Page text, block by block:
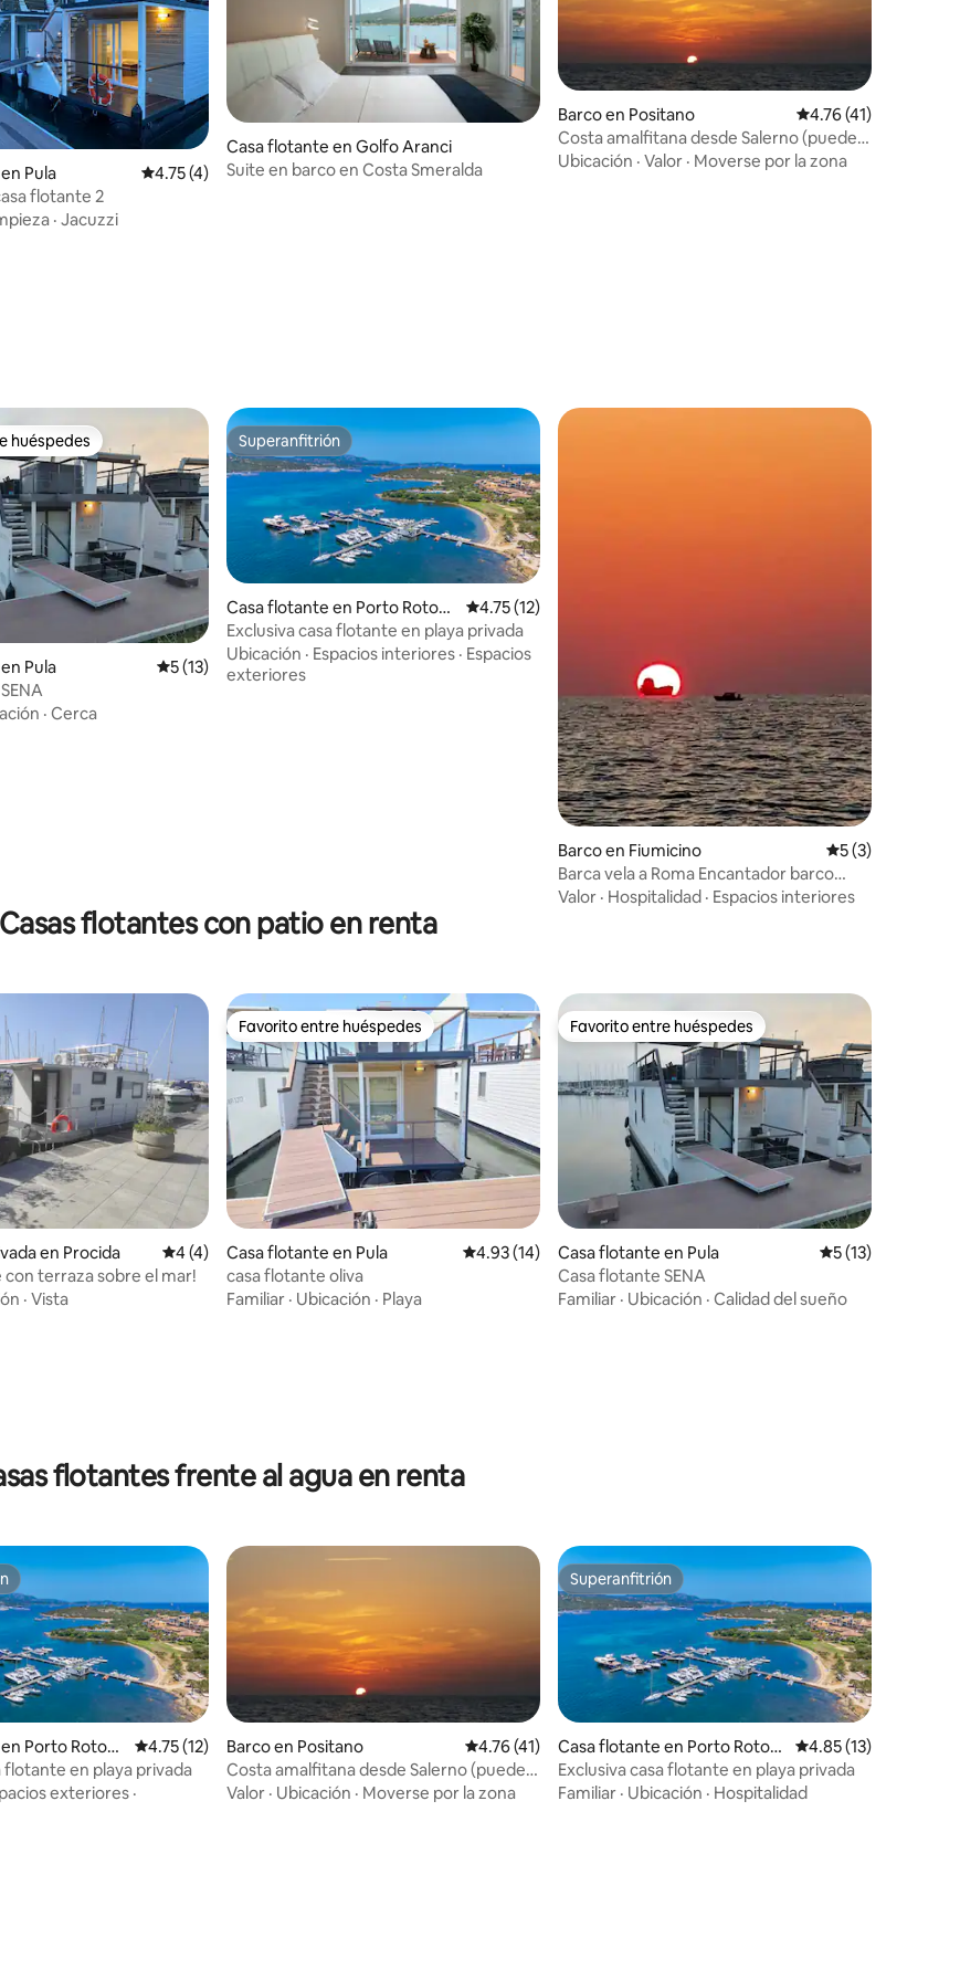
5; 13 evaluaciones
Pula Calificación promedio: 4.75 de 5; 4 evaluaciones
4.75 (4)
flotante 2
· Jacuzzi
Casa flotante en Golfo Aranci
Suite en barco en Costa Smeralda
Barco en Positano Calificación
4.76 (41)
Costa amalfitana desde Salerno (puede
incluir tour en barco a Capri)
Ubicación · Valor · Moverse por la zona
de 5; 4 evaluaciones
huéspedes
huéspedes
Pula Calificación promedio: 5 de 5; 13 evaluaciones
5 (13)
· Cerca
Superanfitrión
Superanfitrión
Casa flotante en Porto Roton
do
Calificación promedio: 4.75 de 5; 12 evaluaciones
4.75 (12)
Exclusiva casa flotante en playa privada
Ubicación · Espacios interiores · Espacios
exteriores
Barco en Fiumicino Calificación
5 (3)
Barca vela a Roma Encantador barco
inglés
Valor · Hospitalidad · Espacios interiores
Casas flotantes con patio en renta
5; 13 evaluaciones
en Procida Calificación promedio: 4 de 5; 4 evaluaciones
4 (4)
con terraza sobre el mar!
· Vista
Favorito entre huéspedes
Favorito entre huéspedes
Casa flotante en Pula Calificación promedio: 4.93 de 5; 14 evaluaciones
4.93 (14)
casa flotante oliva
Familiar · Ubicación · Playa
Favorito entre huéspedes
Favorito entre huéspedes
Casa flotante en Pula Calificación
5 (13)
Casa flotante SENA
Familiar · Ubicación · Calidad del sueño
flotantes frente al agua en renta
de 5; 4 evaluaciones
Porto Roton
Calificación promedio: 4.75 de 5; 12 evaluaciones
4.75 (12)
flotante en playa privada
exteriores ·
Barco en Positano Calificación promedio: 4.76 de 5; 41 evaluaciones
4.76 (41)
Costa amalfitana desde Salerno (puede
incluir tour en barco a Capri)
Valor · Ubicación · Moverse por la zona
Superanfitrión
Superanfitrión
Casa flotante en Porto Roton
do
Calificación
4.85 (13)
Exclusiva casa flotante en playa privada
Familiar · Ubicación · Hospitalidad